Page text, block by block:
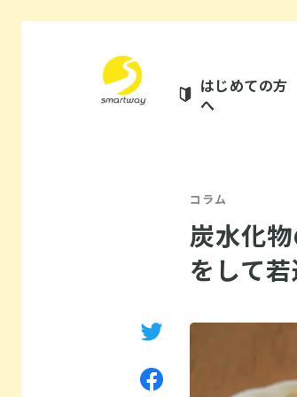
はじめての方
へ
コラム
炭水化
をして若